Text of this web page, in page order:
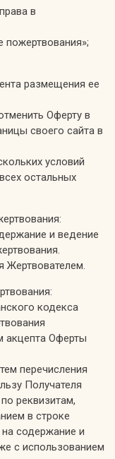
в
размещения ее
Оферту в
своего сайта в
условий
остальных
и ведение
Жертвователем.
кодекса
акцепта Оферты
перечисления
Получателя
реквизитам,
в строке
на содержание и
с использованием